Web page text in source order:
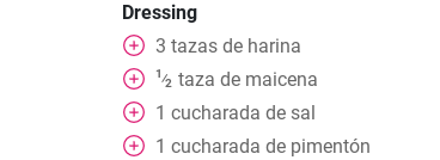
Dressing
3 tazas de harina
1⁄2 taza de maicena
1 cucharada de sal
1 cucharada de pimentón